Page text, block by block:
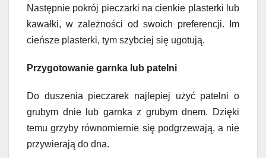
Następnie pokrój pieczarki na cienkie plasterki lub
kawałki, w zależności od swoich preferencji. Im
cieńsze plasterki, tym szybciej się ugotują.
Przygotowanie garnka lub patelni
Do duszenia pieczarek najlepiej użyć patelni o
grubym dnie lub garnka z grubym dnem. Dzięki
temu grzyby równomiernie się podgrzewają, a nie
przywierają do dna.